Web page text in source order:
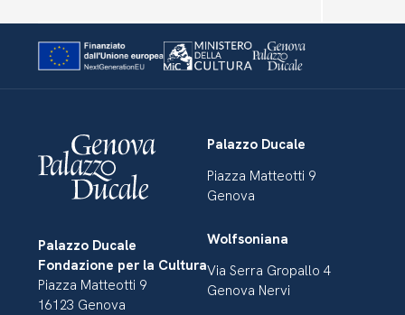
Palazzo Ducale
Fondazione per la Cultura
Piazza Matteotti 9
16123 Genova
Palazzo Ducale
Piazza Matteotti 9
Genova
Wolfsoniana
Via Serra Gropallo 4
Genova Nervi